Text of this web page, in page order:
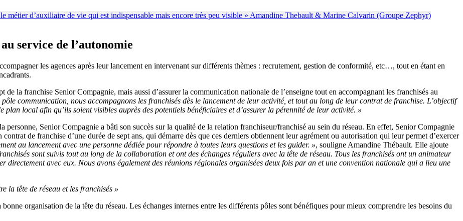
service de l’autonomie
les agences après leur lancement en intervenant sur différents thèmes : recrutement, gestion de conformité, etc…, tout en étant en
la franchise Senior Compagnie, mais aussi d’assurer la communication nationale de l’enseigne tout en accompagnant les franchisés au
pôle communication, nous accompagnons les franchisés dès le lancement de leur activité, et tout au long de leur contrat de franchise. L’objectif
local afin qu’ils soient visibles auprès des potentiels bénéficiaires et d’assurer la pérennité de leur activité. »
personne, Senior Compagnie a bâti son succès sur la qualité de la relation franchiseur/franchisé au sein du réseau. En effet, Senior Compagnie
de franchise d’une durée de sept ans, qui démarre dès que ces derniers obtiennent leur agrément ou autorisation qui leur permet d’exercer
au lancement avec une personne dédiée pour répondre à toutes leurs questions et les guider. », souligne Amandine Thébault. Elle ajoute
sont suivis tout au long de la collaboration et ont des échanges réguliers avec la tête de réseau. Tous les franchisés ont un animateur
directement avec eux. Nous avons également des réunions régionales organisées deux fois par an et une convention nationale qui a lieu une
la tête de réseau et les franchisés »
organisation de la tête du réseau. Les échanges internes entre les différents pôles sont bénéfiques pour mieux comprendre les besoins du